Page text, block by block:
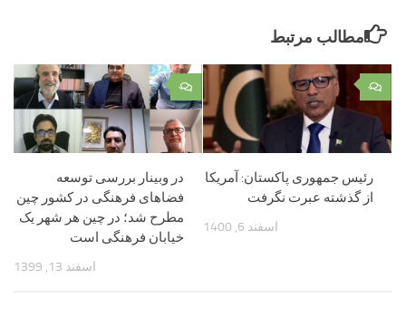
مطالب مرتبط
۰
در وبینار بررسی توسعه
فضاهای فرهنگی در کشور چین
مطرح شد؛ در چین هر شهر یک
خیابان فرهنگی است
اسفند 13, 1399
۰
رئیس جمهوری پاکستان: آمریکا
از گذشته عبرت نگرفت
اسفند 6, 1400